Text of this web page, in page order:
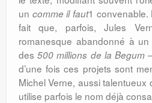
un comme il faut1 convenable.
fait que, parfois, Jules
romanesque abandonné à
des500 millions de la Begum
d’une fois ces projets sont
Michel Verne, aussi
utilise parfois le nom déjà